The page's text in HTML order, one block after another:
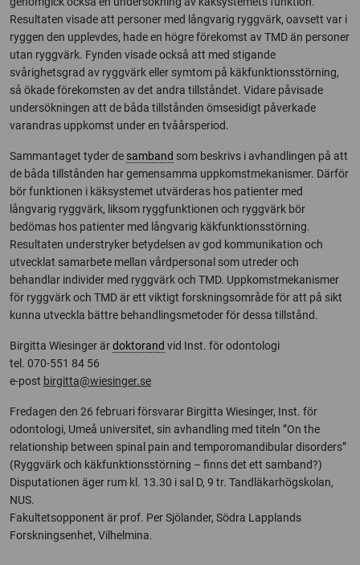
Resultaten visade att personer med långvarig ryggvärk, oavsett var i
ryggen den upplevdes, hade en högre förekomst av TMD än personer
utan ryggvärk. Fynden visade också att med stigande
svårighetsgrad av ryggvärk eller symtom på käkfunktionsstörning,
så ökade förekomsten av det andra tillståndet. Vidare påvisade
undersökningen att de båda tillstånden ömsesidigt påverkade
varandras uppkomst under en tvåårsperiod.
Sammantaget tyder de samband som beskrivs i avhandlingen på att
de båda tillstånden har gemensamma uppkomstmekanismer. Därför
bör funktionen i käksystemet utvärderas hos patienter med
långvarig ryggvärk, liksom ryggfunktionen och ryggvärk bör
bedömas hos patienter med långvarig käkfunktionsstörning.
Resultaten understryker betydelsen av god kommunikation och
utvecklat samarbete mellan vårdpersonal som utreder och
behandlar individer med ryggvärk och TMD. Uppkomstmekanismer
för ryggvärk och TMD är ett viktigt forskningsområde för att på sikt
kunna utveckla bättre behandlingsmetoder för dessa tillstånd.
Birgitta Wiesinger ärdoktorand vid Inst. för odontologi
tel. 070-551 84 56
e-post birgitta@wiesinger.se
Fredagen den 26 februari försvarar Birgitta Wiesinger, Inst. för
odontologi, Umeå universitet, sin avhandling med titeln ”On the
relationship between spinal pain and temporomandibular disorders”
(Ryggvärk och käkfunktionsstörning – finns det ett samband?)
Disputationen äger rum kl. 13.30 i sal D, 9 tr. Tandläkarhögskolan,
NUS.
Fakultetsopponent är prof. Per Sjölander, Södra Lapplands
Forskningsenhet, Vilhelmina.